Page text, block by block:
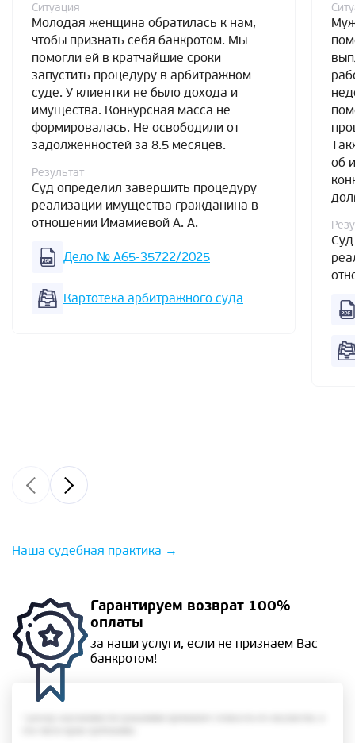
Ситуация
Молодая женщина обратилась к нам,
чтобы признать себя банкротом. Мы
помогли ей в кратчайшие сроки
запустить процедуру в арбитражном
суде. У клиентки не было дохода и
имущества. Конкурсная масса не
формировалась. Не освободили от
задолженностей за 8.5 месяцев.
Результат
Суд определил завершить процедуру
реализации имущества гражданина в
отношении Имамиевой А. А.
Дело № А65-35722/2025
Картотека арбитражного суда
об
Наша судебная практика →
Гарантируем возврат 100%
оплаты
за наши услуги, если не признаем Вас
банкротом!